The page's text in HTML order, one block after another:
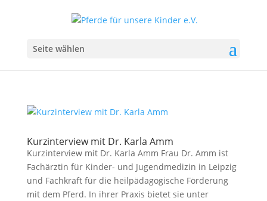
Seite wählen
Kurzinterview mit Dr. Karla Amm
Kurzinterview mit Dr. Karla Amm Frau Dr. Amm ist
Fachärztin für Kinder- und Jugendmedizin in Leipzig
und Fachkraft für die heilpädagogische Förderung
mit dem Pferd. In ihrer Praxis bietet sie unter